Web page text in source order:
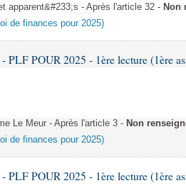
apparent&#233;s - Après l'article 32 - Non
de finances pour 2025)
PLF POUR 2025 - 1ère lecture (1ère
Le Meur - Après l'article 3 - Non
de finances pour 2025)
PLF POUR 2025 - 1ère lecture (1ère